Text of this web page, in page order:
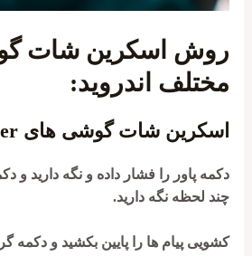
روش اسکرین شات
مختلف اندروید:
اسکرین شات گوشی های Acer:
دکمه پاور را فشار داده و نگه دارید و
چند لحظه نگه دارید.
کشویی پیام ها را پایین بکشید و دکمه